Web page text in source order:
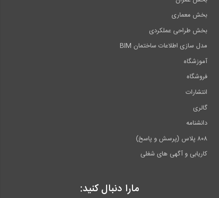
بخش معماری
بخش طراحی عملکردی
مدل سازی اطلاعات ساختمان BIM
آموزشگاه
فروشگاه
انتشارات
گالری
دانشنامه
۸۰۸ پلاس (پرسش و پاسخ)
کاریابی و آگهی های شغلی
مارا دنبال کنید: